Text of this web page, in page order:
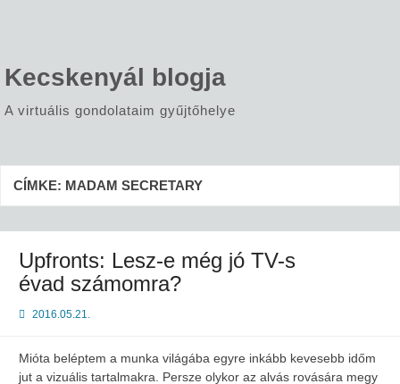
Kecskenyál blogja
A virtuális gondolataim gyűjtőhelye
CÍMKE: MADAM SECRETARY
Upfronts: Lesz-e még jó TV-s
évad számomra?
2016.05.21.
Mióta beléptem a munka világába egyre inkább kevesebb időm
jut a vizuális tartalmakra. Persze olykor az alvás rovására megy